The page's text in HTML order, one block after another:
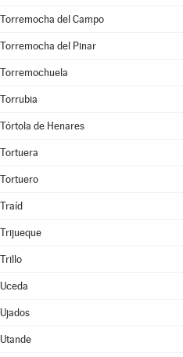
Torremocha del Campo
Torremocha del Pinar
Torremochuela
Torrubia
Tórtola de Henares
Tortuera
Tortuero
Traíd
Trijueque
Trillo
Uceda
Ujados
Utande